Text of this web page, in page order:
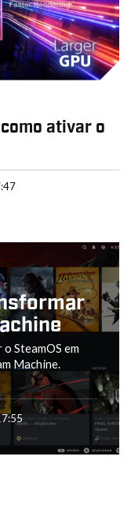
ativar o
SteamOS em
Machine.